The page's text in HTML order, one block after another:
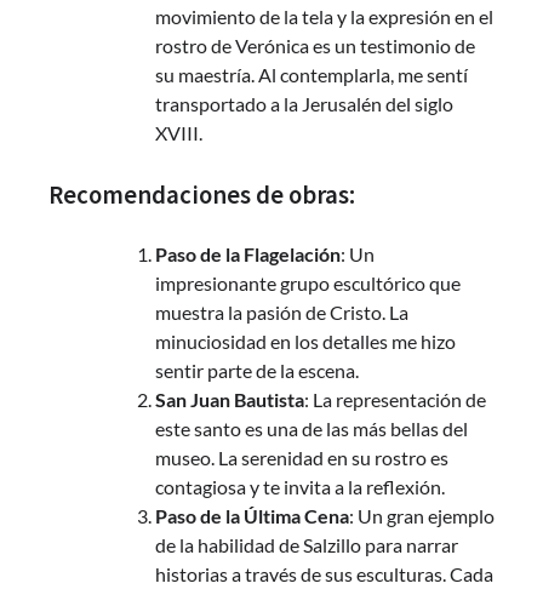
movimiento de la tela y la expresión en el
rostro de Verónica es un testimonio de
su maestría. Al contemplarla, me sentí
transportado a la Jerusalén del siglo
XVIII.
Recomendaciones de obras:
Paso de la Flagelación: Un
impresionante grupo escultórico que
muestra la pasión de Cristo. La
minuciosidad en los detalles me hizo
sentir parte de la escena.
San Juan Bautista: La representación de
este santo es una de las más bellas del
museo. La serenidad en su rostro es
contagiosa y te invita a la reflexión.
Paso de la Última Cena: Un gran ejemplo
de la habilidad de Salzillo para narrar
historias a través de sus esculturas. Cada